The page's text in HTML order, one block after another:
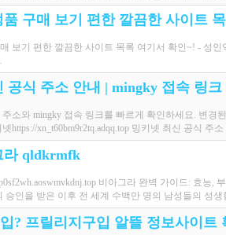
품 구매 보기 편한 깔끔한 사이트
보기 편한 깔끔한 사이트 목록 여기서 확인~! - 성
공식 주소 안내 | mingky 접속 링크
소와 mingky 접속 링크를 빠르게 확인하세요. 변
https://xn_t60bm9r2tq.adqq.top 밍키넷 최신 공식 주
라 qldkrmfk
비아그라 완벽 가이드: 효
승인을 받은 이후 전 세계 수백만 명의 남성들의 성
? 프릴리지구입 알뜰 정보사이